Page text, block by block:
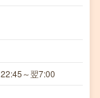
～翌7:00